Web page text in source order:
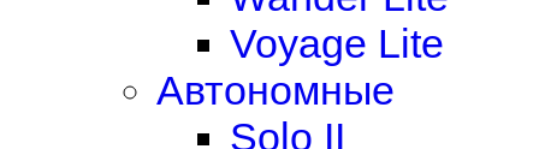
Voyage Lite
Автономные
Solo II